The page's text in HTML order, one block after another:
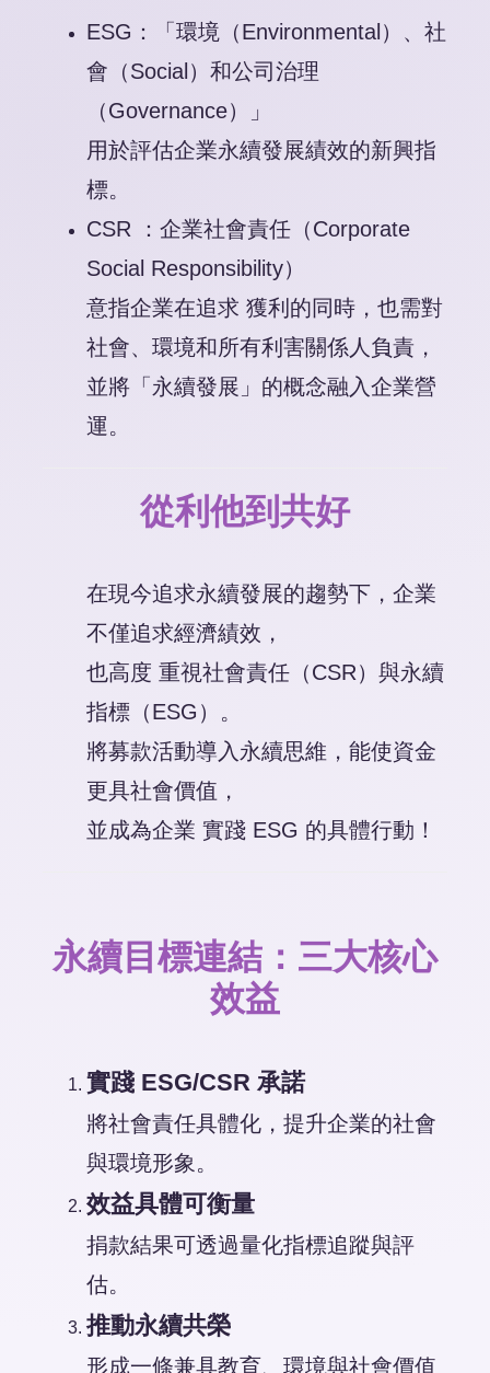
ESG：「環境（Environmental）、社
會（Social）和公司治理
（Governance）」
用於評估企業永續發展績效的新興指
標。
CSR ：企業社會責任（Corporate
Social Responsibility）
意指企業在追求 獲利的同時，也需對
社會、環境和所有利害關係人負責，
並將「永續發展」的概念融入企業營
運。
從利他到共好
在現今追求永續發展的趨勢下，企業
不僅追求經濟績效，
也高度 重視社會責任（CSR）與永續
指標（ESG）。
將募款活動導入永續思維，能使資金
更具社會價值，
並成為企業 實踐 ESG 的具體行動！
永續目標連結：三大核心
效益
實踐 ESG/CSR 承諾
將社會責任具體化，提升企業的社會
與環境形象。
效益具體可衡量
捐款結果可透過量化指標追蹤與評
估。
推動永續共榮
形成一條兼具教育、環境與社會價值